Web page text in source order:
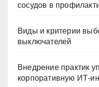
сосудов в
Виды и критерии
выключателей
Внедрение практик
корпоративную ИТ-